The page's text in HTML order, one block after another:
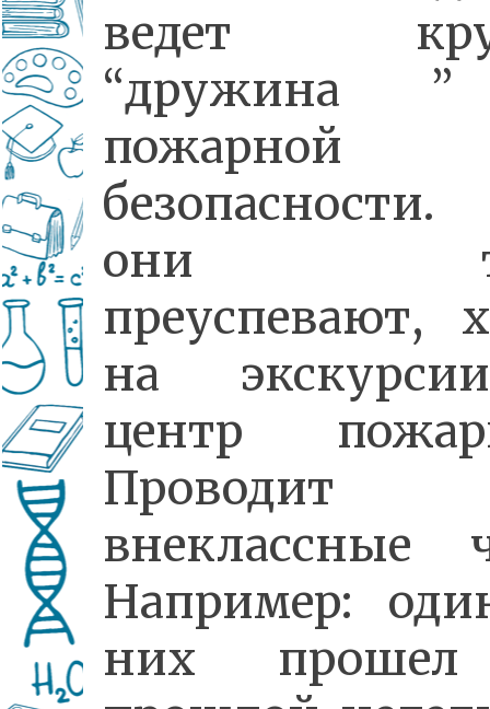
ведет
“дружина
пожарной
они
преуспевают,
на
центр
Проводит
внеклассные
Например:
них